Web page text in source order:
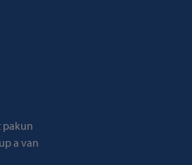
pakun
a van